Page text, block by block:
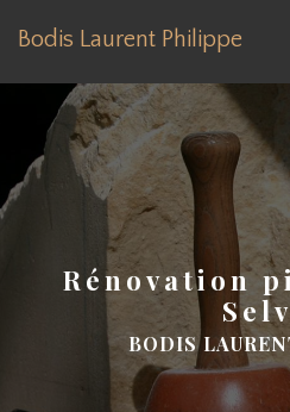
Bodis Laurent Philippe
rénovation pierre Saint
BODIS